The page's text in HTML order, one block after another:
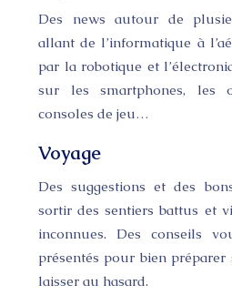
Des news autour de
allant de l’informatique à
par la robotique et
sur les smartphones, les
consoles de jeu…
Voyage
Des suggestions et des
sortir des sentiers battus et
inconnues. Des conseils
présentés pour bien
laisser au hasard.